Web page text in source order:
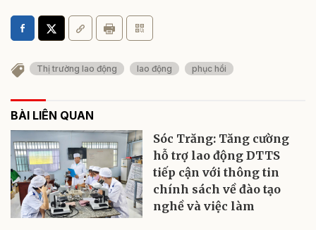
Thị trường lao động lao động phục hồi
BÀI LIÊN QUAN
Sóc Trăng: Tăng cường
hỗ trợ lao động DTTS
tiếp cận với thông tin
chính sách về đào tạo
nghề và việc làm